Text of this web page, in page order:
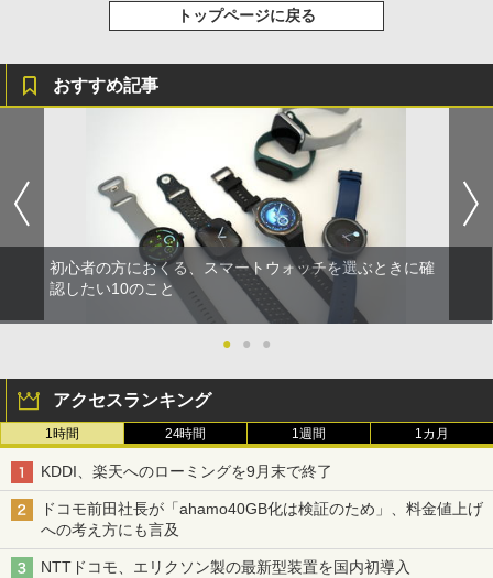
トップページに戻る
おすすめ記事
初心者の方におくる、スマートウォッチを選ぶときに確
認したい10のこと
● ● ●
アクセスランキング
1時間 24時間 1週間 1カ月
KDDI、楽天へのローミングを9月末で終了
ドコモ前田社長が「ahamo40GB化は検証のため」、料金値上げ
への考え方にも言及
NTTドコモ、エリクソン製の最新型装置を国内初導入